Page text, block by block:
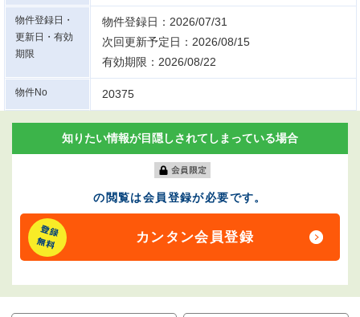
物件登録日・
更新日・有効
期限
物件登録日：2026/07/31
次回更新予定日：2026/08/15
有効期限：2026/08/22
物件No 20375
知りたい情報が目隠しされてしまっている場合
の閲覧は会員登録が必要です。
カンタン会員登録